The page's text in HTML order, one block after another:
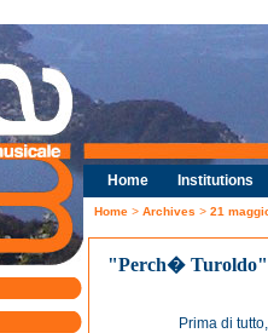
Home Institutions
Home > Archives > 21
"Perch� Turoldo"
Prima di